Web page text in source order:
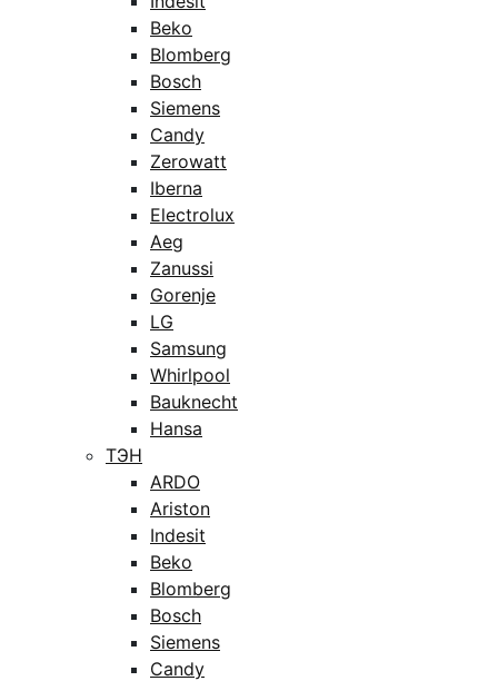
Beko
Blomberg
Bosch
Siemens
Candy
Zerowatt
Iberna
Electrolux
Aeg
Zanussi
Gorenje
LG
Samsung
Whirlpool
Bauknecht
Hansa
ТЭН
ARDO
Ariston
Indesit
Beko
Blomberg
Bosch
Siemens
Candy